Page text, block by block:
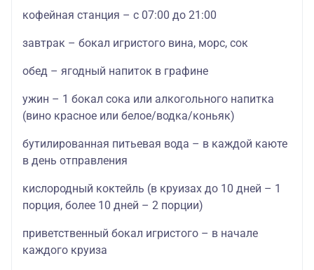
кофейная станция – с 07:00 до 21:00
завтрак – бокал игристого вина, морс, сок
обед – ягодный напиток в графине
ужин – 1 бокал сока или алкогольного напитка
(вино красное или белое/водка/коньяк)
бутилированная питьевая вода – в каждой каюте
в день отправления
кислородный коктейль (в круизах до 10 дней – 1
порция, более 10 дней – 2 порции)
приветственный бокал игристого – в начале
каждого круиза